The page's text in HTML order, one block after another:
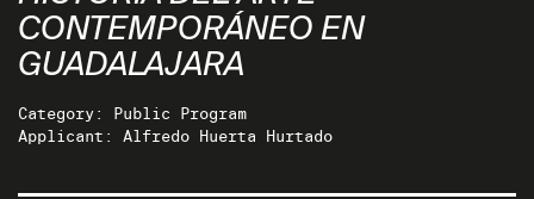
CONTEMPORÁNEO EN
GUADALAJARA
Category: Public Program
Applicant: Alfredo Huerta Hurtado